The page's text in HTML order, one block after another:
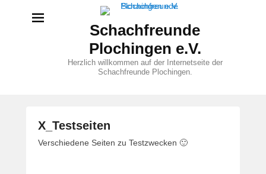
Schachfreunde
Plochingen e.V.
Herzlich willkommen auf der Internetseite der
Schachfreunde Plochingen.
X_Testseiten
V
Verschiedene Seiten zu Testzwecken 🙂